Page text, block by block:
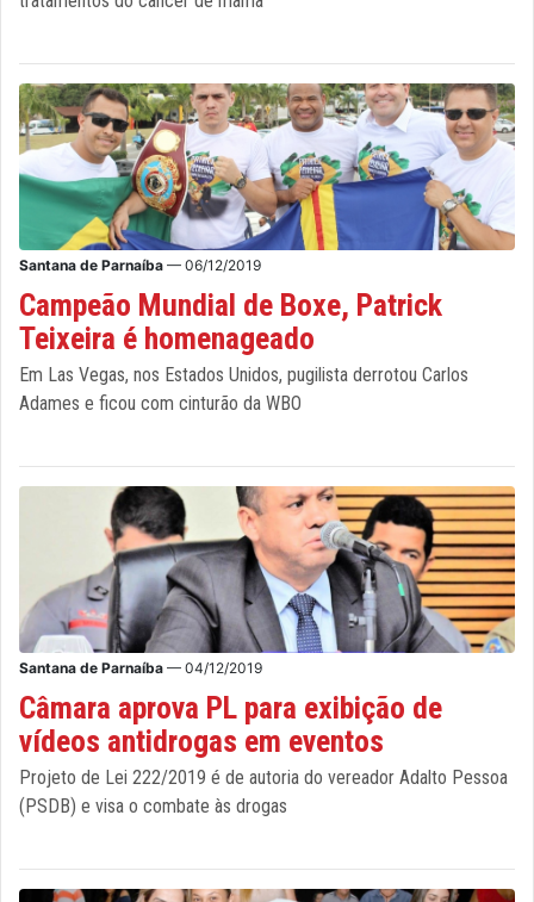
Santana de Parnaíba — 06/12/2019
Campeão Mundial de Boxe, Patrick
Teixeira é homenageado
Em Las Vegas, nos Estados Unidos, pugilista derrotou Carlos
Adames e ficou com cinturão da WBO
Santana de Parnaíba — 04/12/2019
Câmara aprova PL para exibição de
vídeos antidrogas em eventos
Projeto de Lei 222/2019 é de autoria do vereador Adalto Pessoa
(PSDB) e visa o combate às drogas